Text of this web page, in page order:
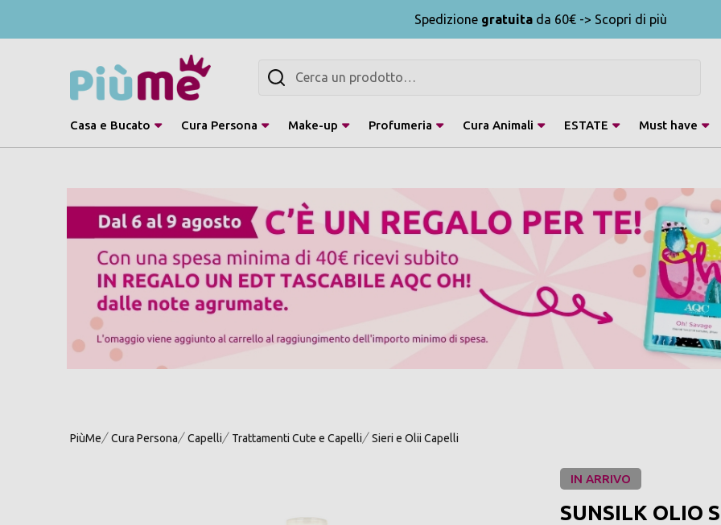
Spedizione gratuita da 60€ -> Scopri di più
Cerca
Casa e Bucato Cura Persona Make-up Profumeria Cura Animali ESTATE Must have
PiùMe Cura Persona Capelli Trattamenti Cute e Capelli Sieri e Olii Capelli
IN ARRIVO
SUNSILK OLIO